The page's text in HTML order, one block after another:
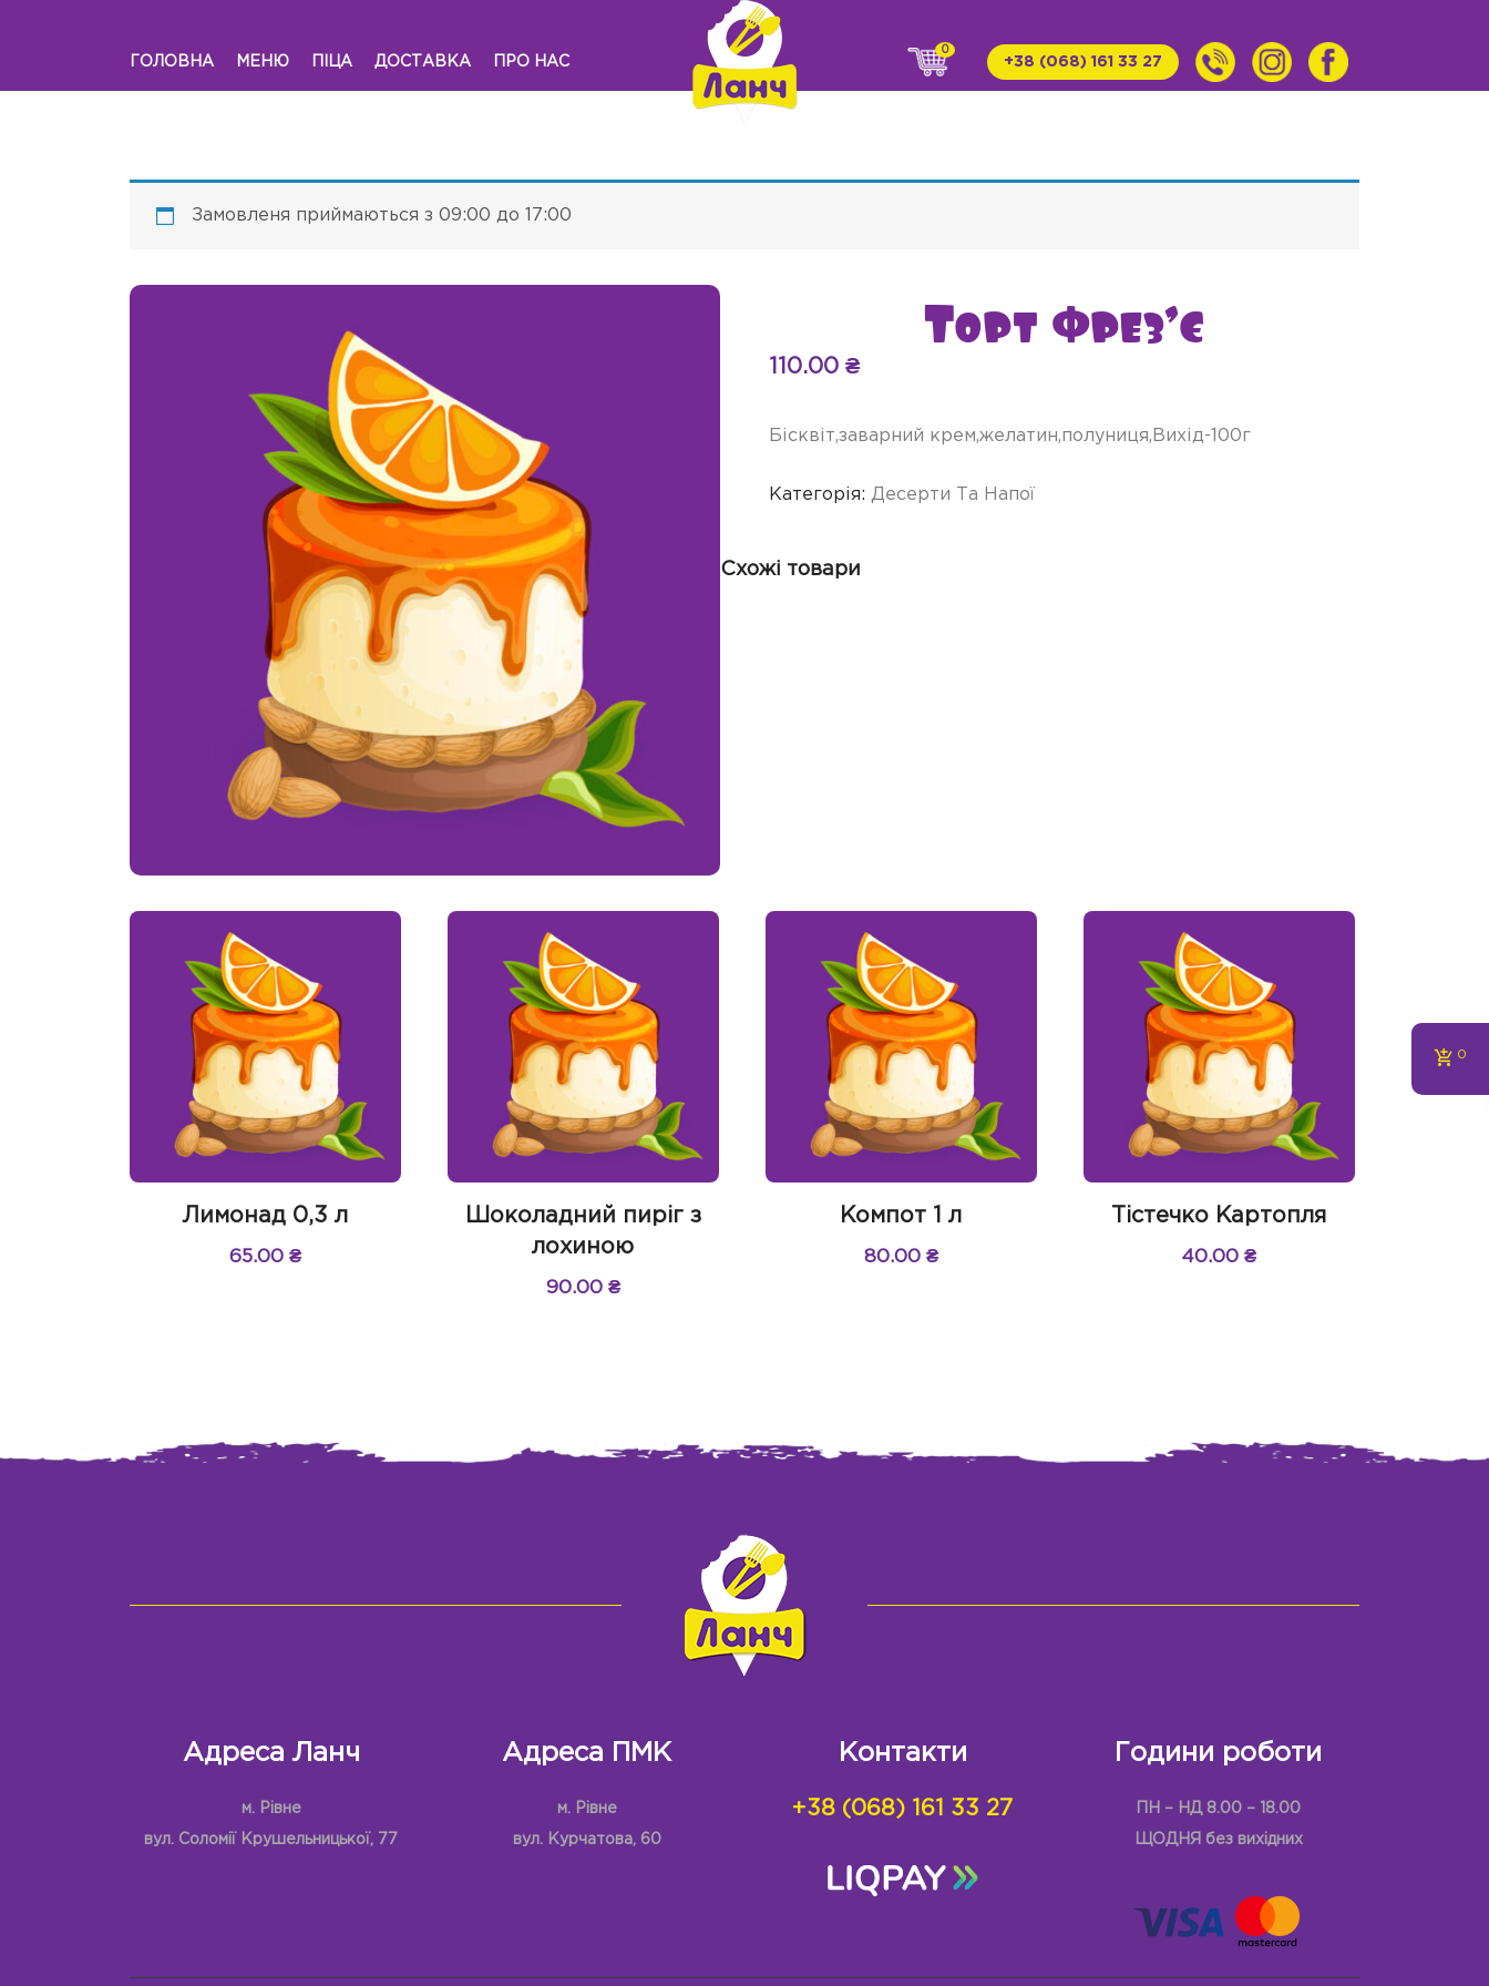
ГОЛОВНА МЕНЮ ПІЦА ДОСТАВКА ПРО НАС
0
+38 (068) 161 33 27
Замовленя приймаються з 09:00 до 17:00
Торт Фрез’є
110.00₴
Бісквіт,заварний крем,желатин,полуниця,Вихід-100г
Категорія:Десерти Та Напої
Схожі товари
Лимонад 0,3 л
65.00 ₴
Шоколадний пиріг з
лохиною
90.00 ₴
Компот 1 л
80.00 ₴
Тістечко Картопля
40.00₴
Адреса Ланч
м. Рівне
вул. Соломії Крушельницької, 77
Адреса ПМК
м. Рівне
вул. Курчатова, 60
Контакти
+38 (068) 161 33 27
Години роботи
ПН – НД 8.00 – 18.00
ЩОДНЯ без вихідних
0